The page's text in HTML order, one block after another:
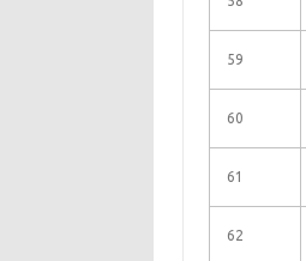
59
60
61
62